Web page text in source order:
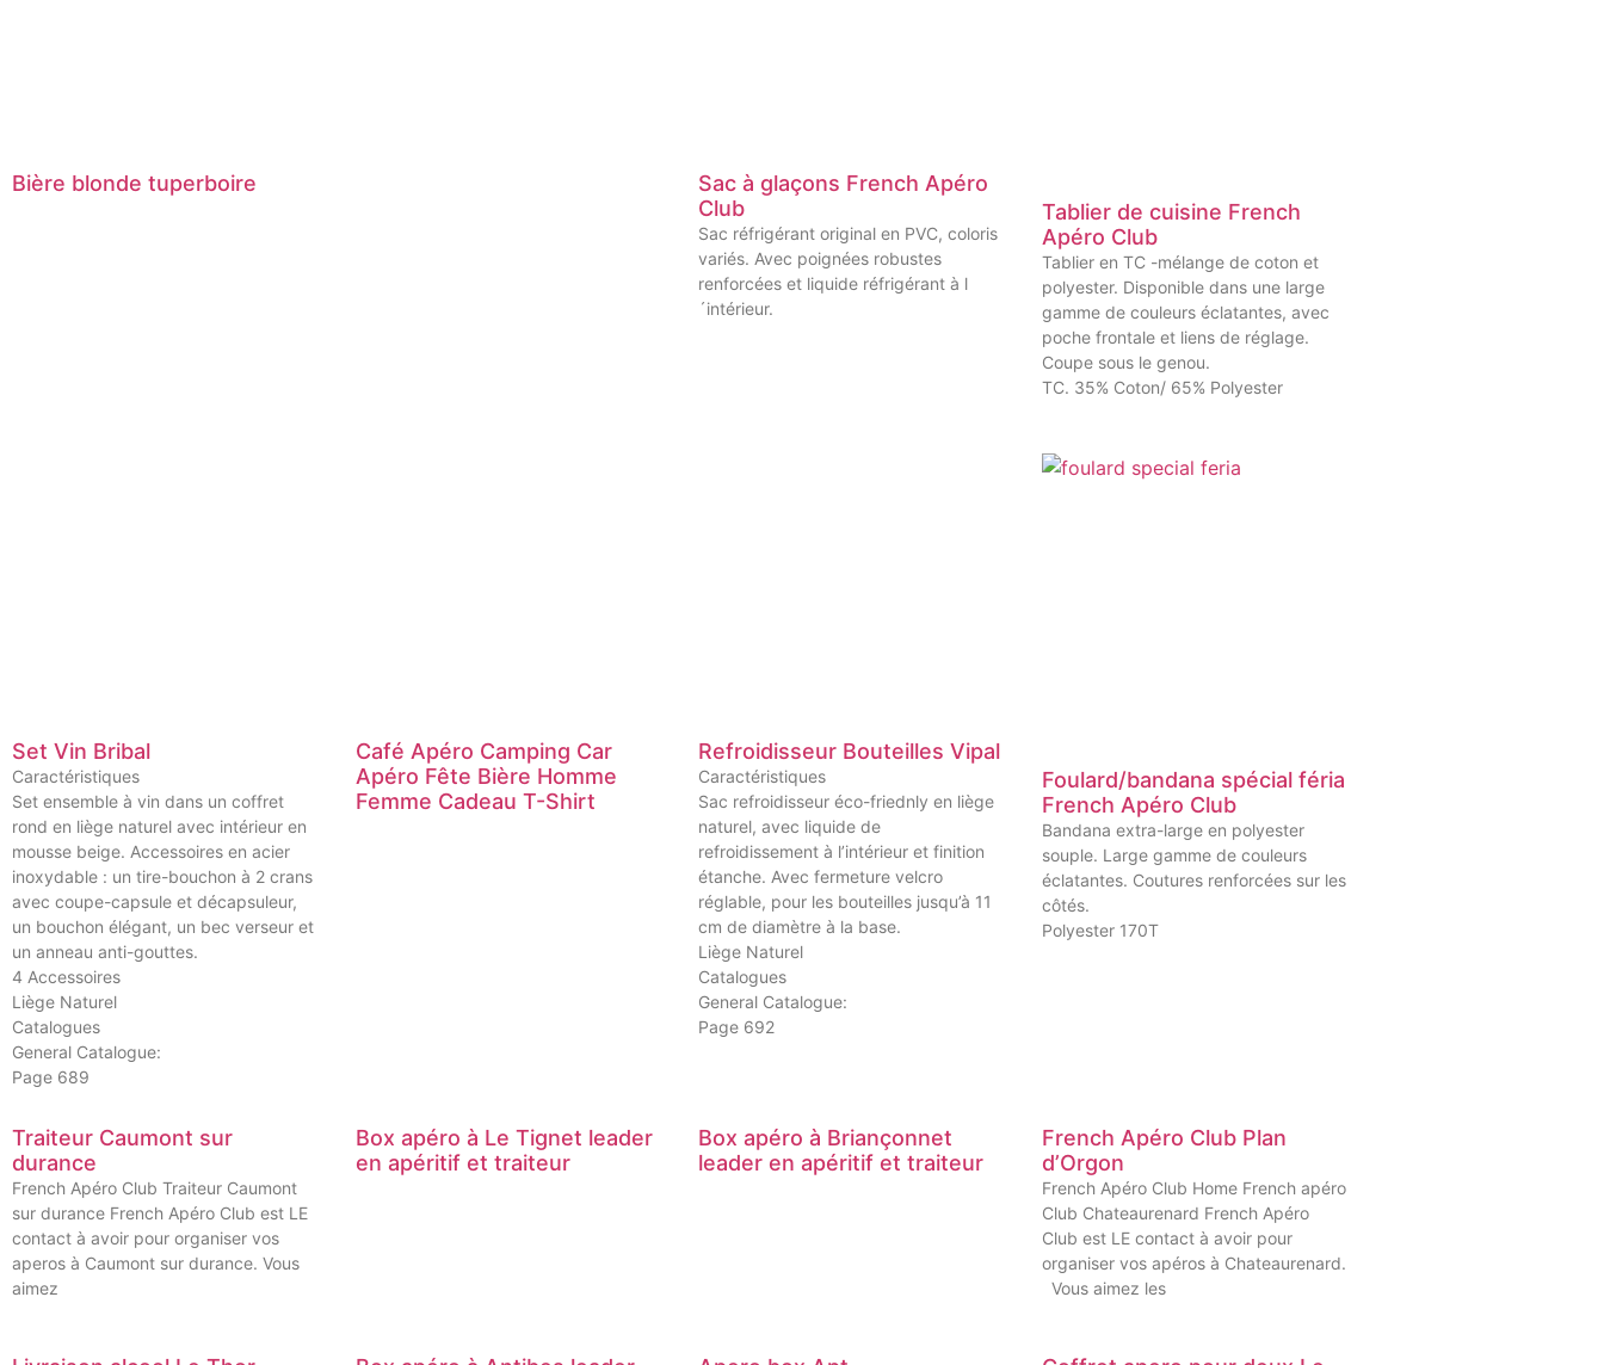
Bière blonde tuperboire
Sac à glaçons French Apéro
Club
Sac réfrigérant original en PVC, coloris
variés. Avec poignées robustes
renforcées et liquide réfrigérant à l
´intérieur.
Tablier de cuisine French
Apéro Club
Tablier en TC -mélange de coton et
polyester. Disponible dans une large
gamme de couleurs éclatantes, avec
poche frontale et liens de réglage.
Coupe sous le genou.
TC. 35% Coton/ 65% Polyester
Set Vin Bribal
Caractéristiques
Set ensemble à vin dans un coffret
rond en liège naturel avec intérieur en
mousse beige. Accessoires en acier
inoxydable : un tire-bouchon à 2 crans
avec coupe-capsule et décapsuleur,
un bouchon élégant, un bec verseur et
un anneau anti-gouttes.
4 Accessoires
Liège Naturel
Catalogues
General Catalogue:
Page 689
Café Apéro Camping Car
Apéro Fête Bière Homme
Femme Cadeau T-Shirt
Refroidisseur Bouteilles Vipal
Caractéristiques
Sac refroidisseur éco-friednly en liège
naturel, avec liquide de
refroidissement à l’intérieur et finition
étanche. Avec fermeture velcro
réglable, pour les bouteilles jusqu’à 11
cm de diamètre à la base.
Liège Naturel
Catalogues
General Catalogue:
Page 692
Foulard/bandana spécial féria
French Apéro Club
Bandana extra-large en polyester
souple. Large gamme de couleurs
éclatantes. Coutures renforcées sur les
côtés.
Polyester 170T
Traiteur Caumont sur
durance
French Apéro Club Traiteur Caumont
sur durance French Apéro Club est LE
contact à avoir pour organiser vos
aperos à Caumont sur durance. Vous
aimez
Box apéro à Le Tignet leader
en apéritif et traiteur
Box apéro à Briançonnet
leader en apéritif et traiteur
French Apéro Club Plan
d’Orgon
French Apéro Club Home French apéro
Club Chateaurenard French Apéro
Club est LE contact à avoir pour
organiser vos apéros à Chateaurenard.
Vous aimez les